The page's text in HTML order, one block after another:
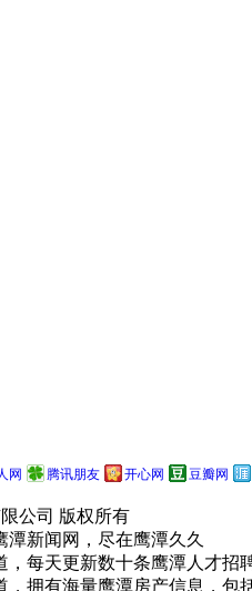
网 腾讯朋友 开心网 豆瓣网
公司 版权所有
新闻网，尽在鹰潭久久
每天更新数十条鹰潭人才招
拥有海量鹰潭房产信息，包